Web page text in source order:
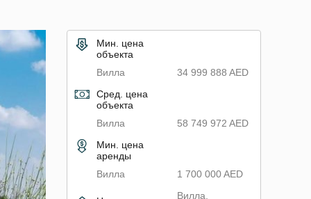
Мин. цена
объекта
Вилла
34 999 888 AED
Сред. цена
объекта
Вилла
58 749 972 AED
Мин. цена
аренды
Вилла
1 700 000 AED
Вилла,